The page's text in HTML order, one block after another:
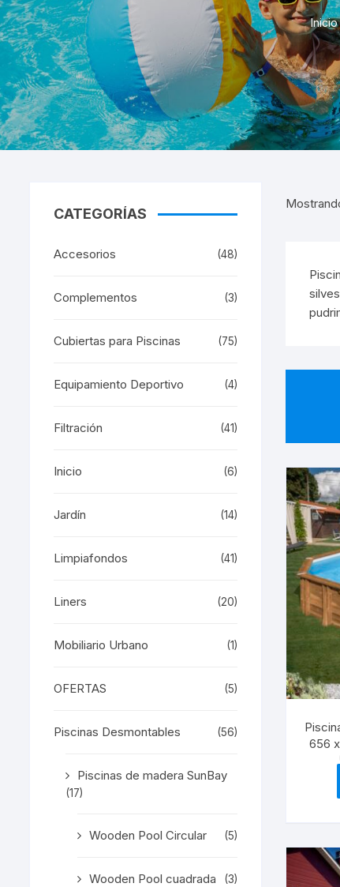
Manuales
Repuestos
Ventury
Inicio
656
CATEGORÍAS
Accesorios (48)
Complementos (3)
Cubiertas para Piscinas (75)
Equipamiento Deportivo (4)
Filtración (41)
Inicio (6)
Jardín (14)
Limpiafondos (41)
Liners (20)
Mobiliario Urbano (1)
OFERTAS (5)
Piscinas Desmontables (56)
Piscinas de madera SunBay
(17)
Wooden Pool Circular (5)
Wooden Pool cuadrada (3)